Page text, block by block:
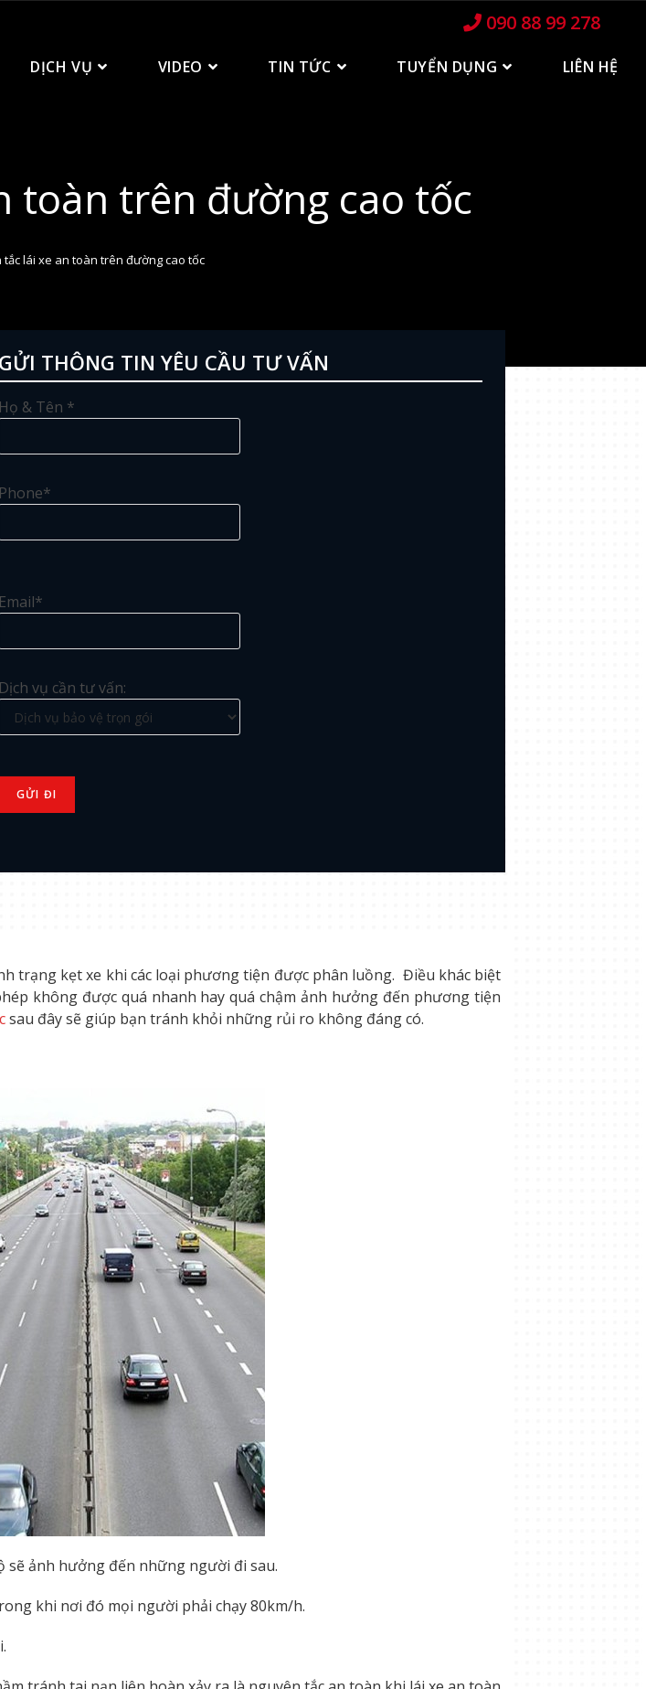
090 88 99 278
DỊCH VỤ VIDEO TIN TỨC TUYỂN DỤNG LIÊN HỆ
toàn trên đường cao tốc
tắc lái xe an toàn trên đường cao tốc
GỬI THÔNG TIN YÊU CẦU TƯ VẤN
Họ & Tên *
Phone*
Email*
Dịch vụ cần tư vấn:
trạng kẹt xe khi các loại phương tiện được phân luồng. Điều khác biệt
không được quá nhanh hay quá chậm ảnh hưởng đến phương tiện
sau đây sẽ giúp bạn tránh khỏi những rủi ro không đáng có.
sẽ ảnh hưởng đến những người đi sau.
khi nơi đó mọi người phải chạy 80km/h.